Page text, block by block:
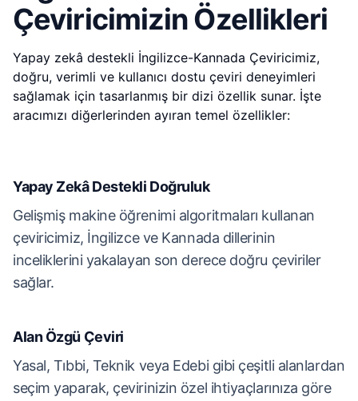
Çeviricimizin Özellikleri
Yapay zekâ destekli İngilizce-Kannada Çeviricimiz,
doğru, verimli ve kullanıcı dostu çeviri deneyimleri
sağlamak için tasarlanmış bir dizi özellik sunar. İşte
aracımızı diğerlerinden ayıran temel özellikler:
Yapay Zekâ Destekli Doğruluk
Gelişmiş makine öğrenimi algoritmaları kullanan
çeviricimiz, İngilizce ve Kannada dillerinin
inceliklerini yakalayan son derece doğru çeviriler
sağlar.
Alan Özgü Çeviri
Yasal, Tıbbi, Teknik veya Edebi gibi çeşitli alanlardan
seçim yaparak, çevirinizin özel ihtiyaçlarınıza göre